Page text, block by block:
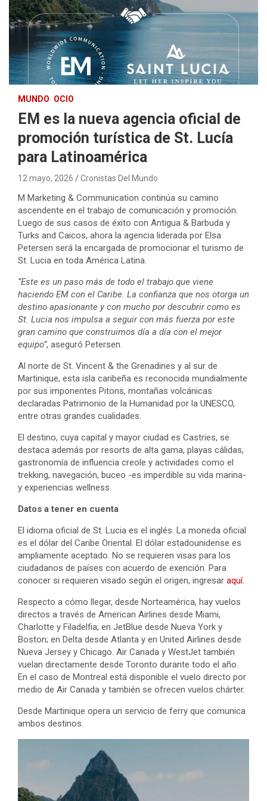
MUNDO OCIO
EM es la nueva agencia oficial de
promoción turística de St. Lucía
para Latinoamérica
12 mayo, 2026 Cronistas Del Mundo
M Marketing & Communication continúa su camino
ascendente en el trabajo de comunicación y promoción.
Luego de sus casos de éxito con Antigua & Barbuda y
Turks and Caicos, ahora la agencia liderada por Elsa
Petersen será la encargada de promocionar el turismo de
St. Lucia en toda América Latina.
“Este es un paso más de todo el trabajo que viene
haciendo EM con el Caribe. La confianza que nos otorga un
destino apasionante y con mucho por descubrir como es
St. Lucia nos impulsa a seguir con más fuerza por este
gran camino que construimos día a día con el mejor
equipo”, aseguró Petersen.
Al norte de St. Vincent & the Grenadines y al sur de
Martinique, esta isla caribeña es reconocida mundialmente
por sus imponentes Pitons, montañas volcánicas
declaradas Patrimonio de la Humanidad por la UNESCO,
entre otras grandes cualidades.
El destino, cuya capital y mayor ciudad es Castries, se
destaca además por resorts de alta gama, playas cálidas,
gastronomía de influencia creole y actividades como el
trekking, navegación, buceo -es imperdible su vida marina-
y experiencias wellness.
Datos a tener en cuenta
El idioma oficial de St. Lucia es el inglés. La moneda oficial
es el dólar del Caribe Oriental. El dólar estadounidense es
ampliamente aceptado. No se requieren visas para los
ciudadanos de países con acuerdo de exención. Para
conocer si requieren visado según el origen, ingresar aquí.
Respecto a cómo llegar, desde Norteamérica, hay vuelos
directos a través de American Airlines desde Miami,
Charlotte y Filadelfia; en JetBlue desde Nueva York y
Boston; en Delta desde Atlanta y en United Airlines desde
Nueva Jersey y Chicago. Air Canada y WestJet también
vuelan directamente desde Toronto durante todo el año.
En el caso de Montreal está disponible el vuelo directo por
medio de Air Canada y también se ofrecen vuelos chárter.
Desde Martinique opera un servicio de ferry que comunica
ambos destinos.